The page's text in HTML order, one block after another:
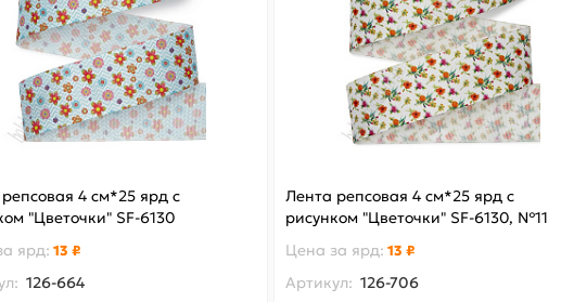
4 см*25 ярд с
"Цветочки" SF-6130
ярд: 13 ₽
126-664
Лента репсовая 4 см*25 ярд с
рисунком "Цветочки" SF-6130, №11
Цена за ярд: 13 ₽
Артикул: 126-706